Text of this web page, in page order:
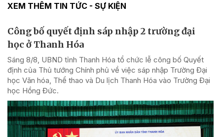
XEM THÊM TIN TỨC - SỰ KIỆN
Công bố quyết định sáp nhập 2 trường đại
học ở Thanh Hóa
Sáng 8/8, UBND tỉnh Thanh Hóa tổ chức lễ công bố Quyết
định của Thủ tướng Chính phủ về việc sáp nhập Trường Đại
học Văn hóa, Thể thao và Du lịch Thanh Hóa vào Trường Đại
học Hồng Đức.